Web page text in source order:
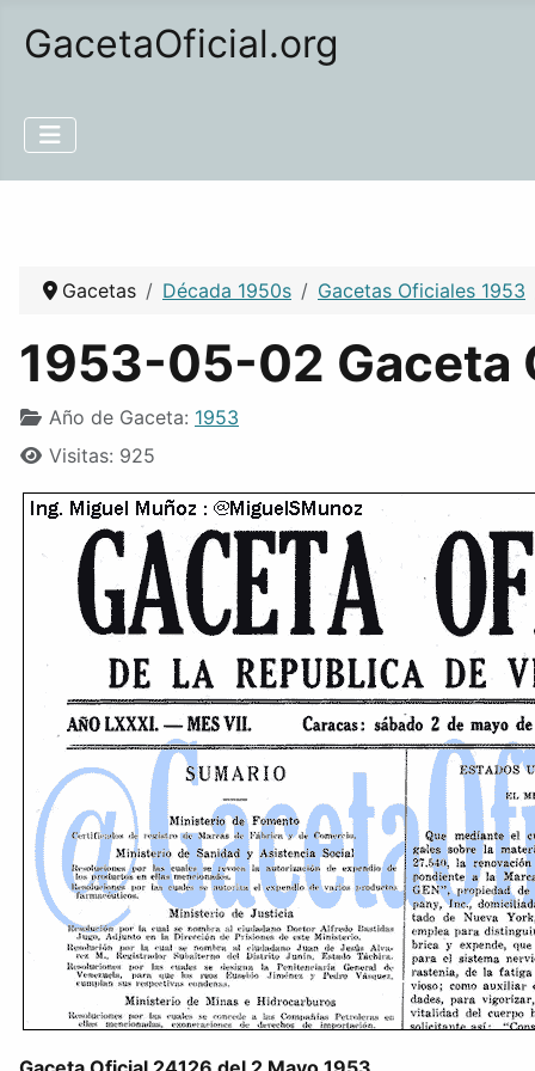
GacetaOficial.org
Gacetas Década 1950s Gacetas Oficiales 1953
1953-05-02 Gaceta
Año de Gaceta: 1953
Visitas: 925